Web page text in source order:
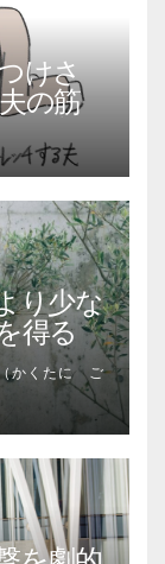
けさ
の筋
プ
り少な
得る
かくたに ご